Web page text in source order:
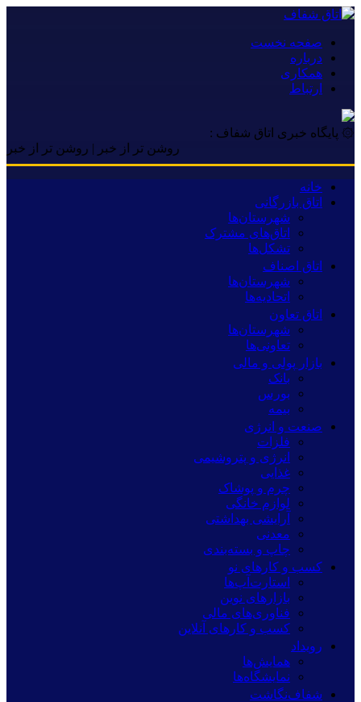
صفحه نخست
درباره
همکاری
ارتباط
۞ پایگاه خبری اتاق شفاف :
روشن تر از خبر | روشن تر از خبر |
خانه
اتاق بازرگانی
شهرستان‌ها
اتاق‌های مشترک
تشکل‌ها
اتاق اصناف
شهرستان‌ها
اتحادیه‌ها
اتاق تعاون
شهرستان‌ها
تعاونی‌ها
بازار پولی و مالی
بانک
بورس
بیمه
صنعت و انرژی
فلزات
انرژی و پتروشیمی
غذایی
چرم و پوشاک
لوازم خانگی
آرایشی بهداشتی
معدنی
چاپ و بسته‌بندی
کسب و کارهای نو
استارت‌آپ‌ها
بازارهای نوین
فناوری‌های مالی
کسب و کارهای آنلاین
رویداد
همایش‌ها
نمایشگاه‌ها
شفاف‌نگاشت